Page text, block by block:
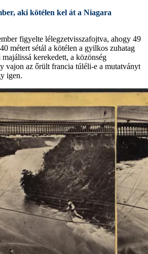
aki kötélen kel át a Niagara
figyelte lélegzetvisszafojtva, ahogy 49
métert sétál a kötélen a gyilkos zuhatag
kerekedett, a közönség
vajon az őrült francia túléli-e a mutatványt
igen.